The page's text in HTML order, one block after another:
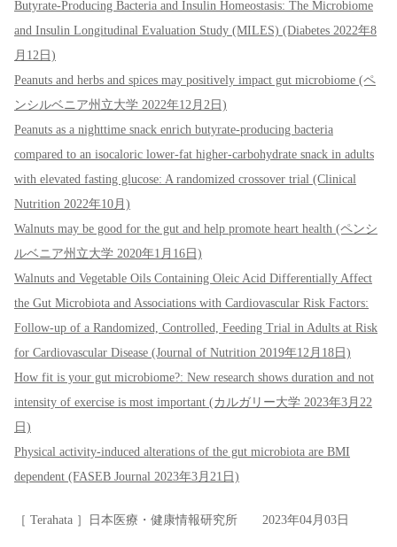
Butyrate-Producing Bacteria and Insulin Homeostasis: The Microbiome
and Insulin Longitudinal Evaluation Study (MILES) (Diabetes 2022年8
月12日)
Peanuts and herbs and spices may positively impact gut microbiome (ペ
ンシルベニア州立大学 2022年12月2日)
Peanuts as a nighttime snack enrich butyrate-producing bacteria
compared to an isocaloric lower-fat higher-carbohydrate snack in adults
with elevated fasting glucose: A randomized crossover trial (Clinical
Nutrition 2022年10月)
Walnuts may be good for the gut and help promote heart health (ペンシ
ルベニア州立大学 2020年1月16日)
Walnuts and Vegetable Oils Containing Oleic Acid Differentially Affect
the Gut Microbiota and Associations with Cardiovascular Risk Factors:
Follow-up of a Randomized, Controlled, Feeding Trial in Adults at Risk
for Cardiovascular Disease (Journal of Nutrition 2019年12月18日)
How fit is your gut microbiome?: New research shows duration and not
intensity of exercise is most important (カルガリー大学 2023年3月22
日)
Physical activity-induced alterations of the gut microbiota are BMI
dependent (FASEB Journal 2023年3月21日)
［ Terahata ］日本医療・健康情報研究所 2023年04月03日